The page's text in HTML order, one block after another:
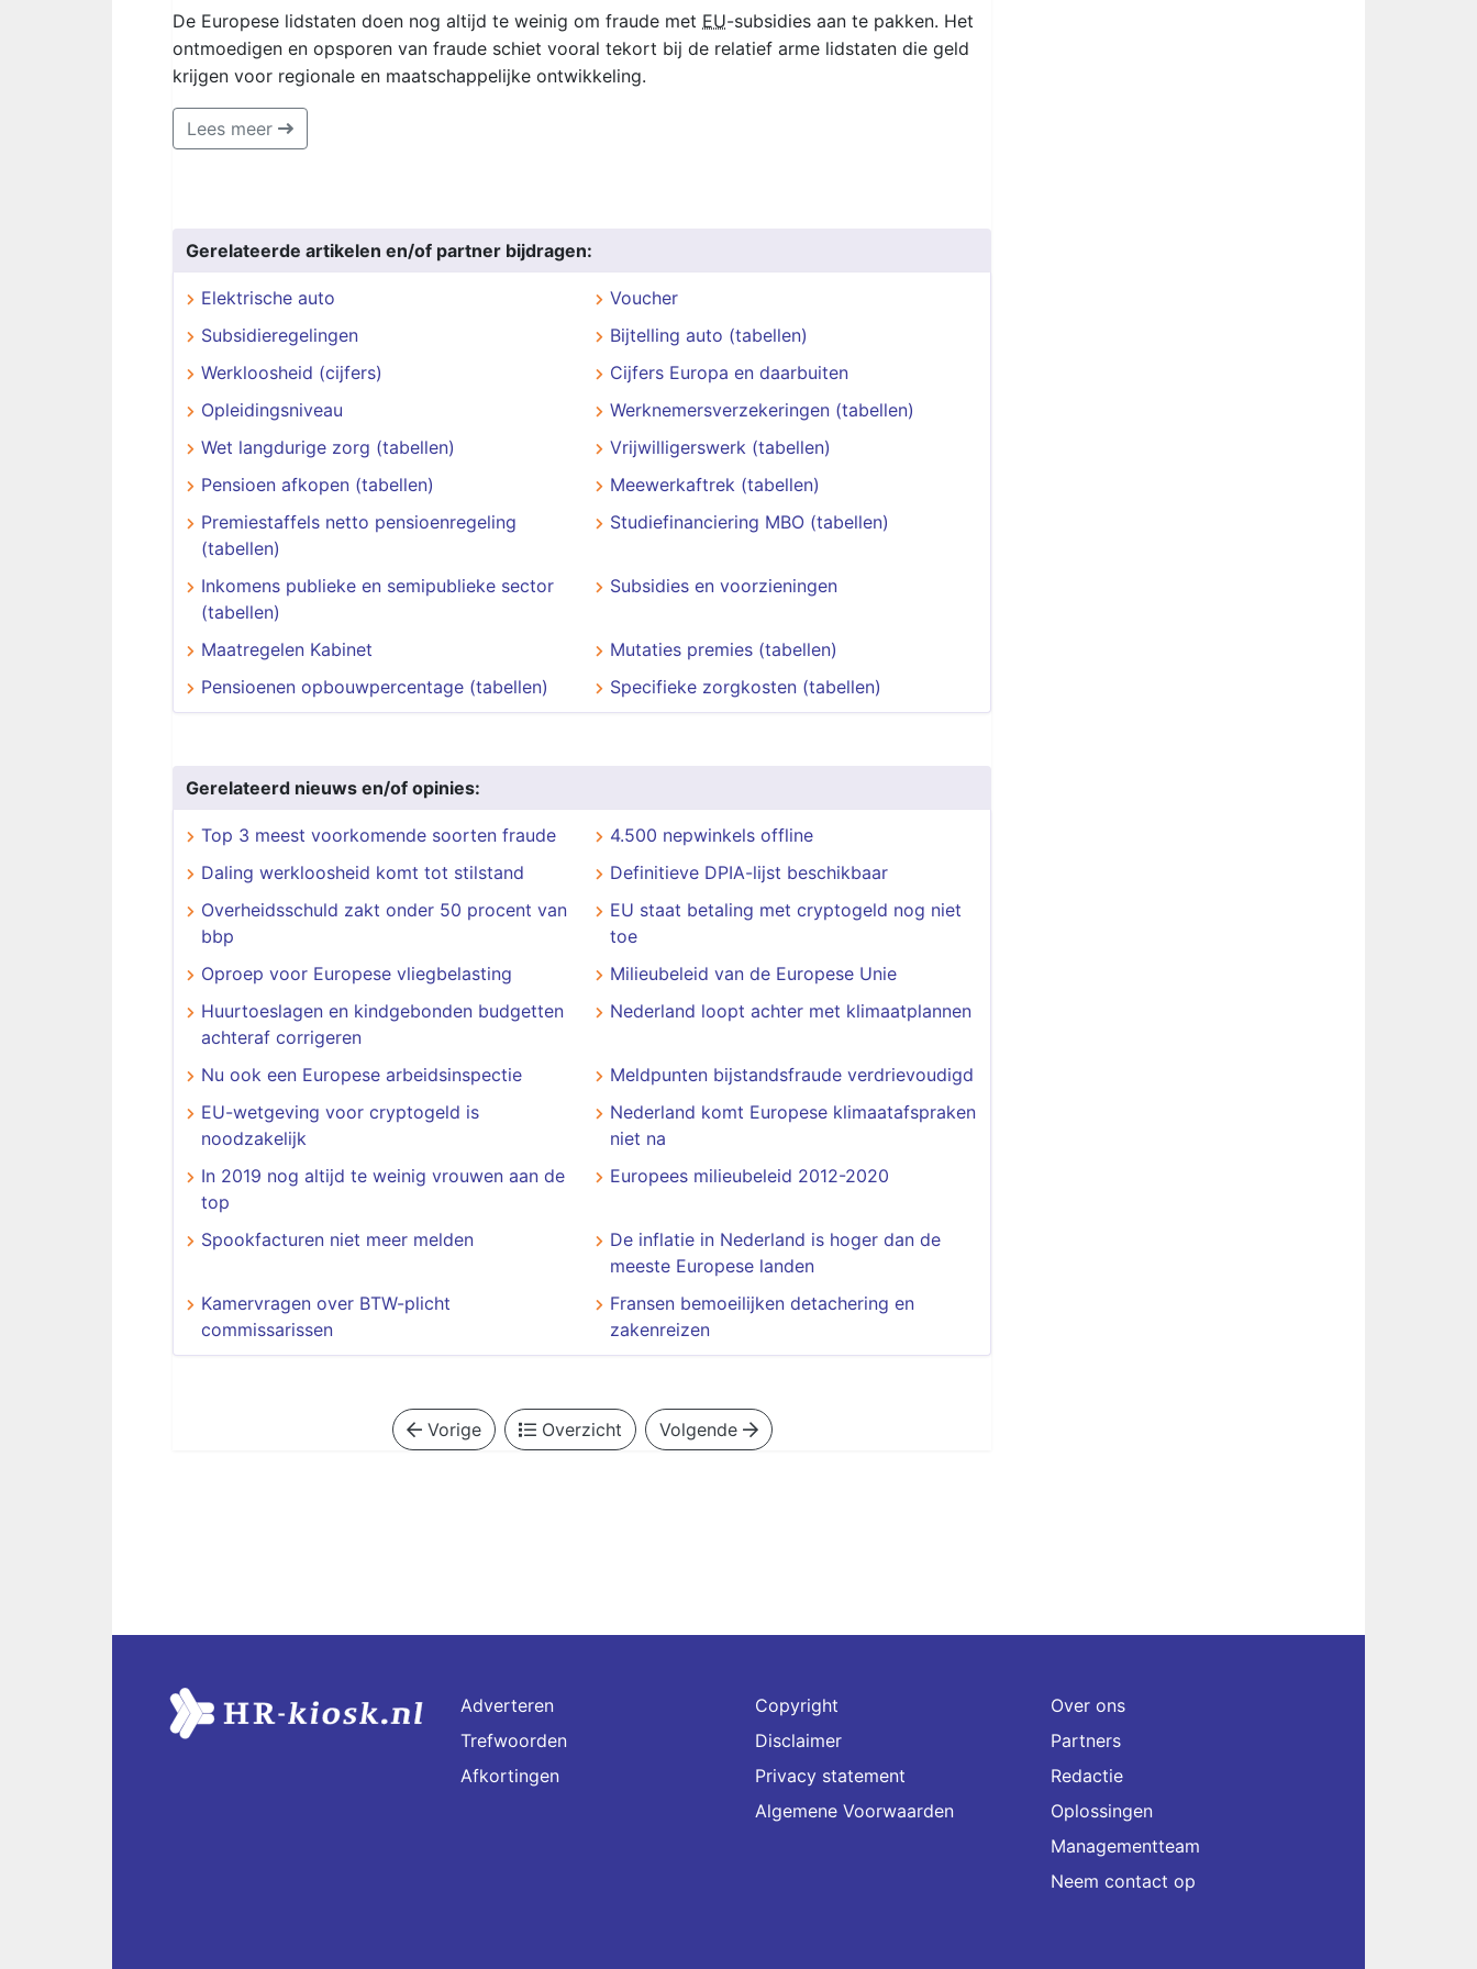
De Europese lidstaten doen nog altijd te weinig om fraude met EU-subsidies aan te pakken. Het
ontmoedigen en opsporen van fraude schiet vooral tekort bij de relatief arme lidstaten die geld
krijgen voor regionale en maatschappelijke ontwikkeling.
Lees meer
Gerelateerde artikelen en/of partner bijdragen:
Elektrische auto
Voucher
Subsidieregelingen
Bijtelling auto (tabellen)
Werkloosheid (cijfers)
Cijfers Europa en daarbuiten
Opleidingsniveau
Werknemersverzekeringen (tabellen)
Wet langdurige zorg (tabellen)
Vrijwilligerswerk (tabellen)
Pensioen afkopen (tabellen)
Meewerkaftrek (tabellen)
Premiestaffels netto pensioenregeling
(tabellen)
Studiefinanciering MBO (tabellen)
Inkomens publieke en semipublieke sector
(tabellen)
Subsidies en voorzieningen
Maatregelen Kabinet
Mutaties premies (tabellen)
Pensioenen opbouwpercentage (tabellen)
Specifieke zorgkosten (tabellen)
Gerelateerd nieuws en/of opinies:
Top 3 meest voorkomende soorten fraude
4.500 nepwinkels offline
Daling werkloosheid komt tot stilstand
Definitieve DPIA-lijst beschikbaar
Overheidsschuld zakt onder 50 procent van
bbp
EU staat betaling met cryptogeld nog niet
toe
Oproep voor Europese vliegbelasting
Milieubeleid van de Europese Unie
Huurtoeslagen en kindgebonden budgetten
achteraf corrigeren
Nederland loopt achter met klimaatplannen
Nu ook een Europese arbeidsinspectie
Meldpunten bijstandsfraude verdrievoudigd
EU-wetgeving voor cryptogeld is
noodzakelijk
Nederland komt Europese klimaatafspraken
niet na
In 2019 nog altijd te weinig vrouwen aan de
top
Europees milieubeleid 2012-2020
Spookfacturen niet meer melden
De inflatie in Nederland is hoger dan de
meeste Europese landen
Kamervragen over BTW-plicht
commissarissen
Fransen bemoeilijken detachering en
zakenreizen
Vorige Overzicht Volgende
Adverteren
Trefwoorden
Afkortingen
Copyright
Disclaimer
Privacy statement
Algemene Voorwaarden
Over ons
Partners
Redactie
Oplossingen
Managementteam
Neem contact op